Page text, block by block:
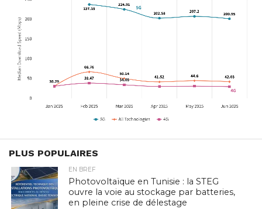
PLUS POPULAIRES
EN BREF
Photovoltaïque en Tunisie : la STEG
ouvre la voie au stockage par batteries,
en pleine crise de délestage